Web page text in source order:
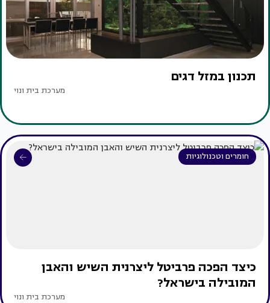
תכנון במזל דגים
מערכת בית ונוי
חומרים וטכנולוגיות
כיצד הפכה פרביטל ליצרנית השיש והאבן
המובילה בישראל?
מערכת בית ונוי